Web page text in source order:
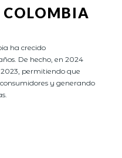
COLOMBIA
ha crecido
De hecho, en 2024
permitiendo que
y generando